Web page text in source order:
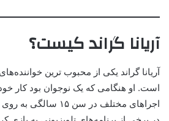
آریانا گراند کیست؟
آریانا گراند یکی از محبوب ترین
است. او هنگامی که یک نوجوان بود کار خود
اجراهای مختلف در سن